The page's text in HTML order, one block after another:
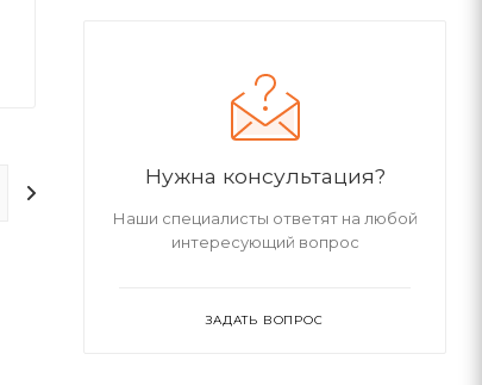
Нужна консультация?
Наши специалисты ответят на любой
интересующий вопрос
ЗАДАТЬ ВОПРОС